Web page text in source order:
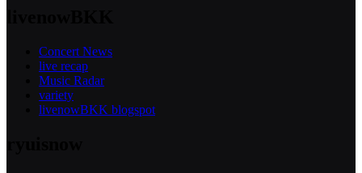
Concert News
live recap
Music Radar
variety
livenowBKK blogspot